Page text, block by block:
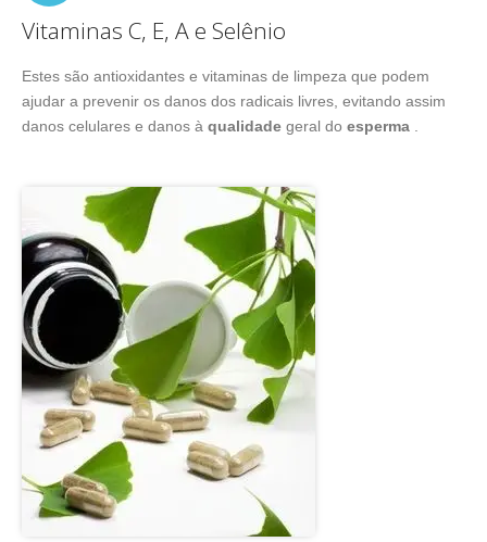
Vitaminas C, E, A e Selênio
Estes são antioxidantes e vitaminas de limpeza que podem
ajudar a prevenir os danos dos radicais livres, evitando assim
danos celulares e danos à qualidade geral do esperma